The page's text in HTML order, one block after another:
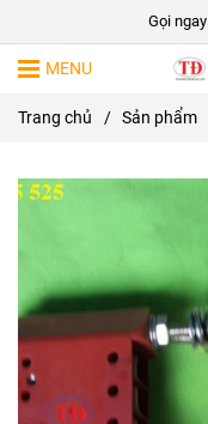
Gọi ngay
MENU
Trang chủ / Sản phẩm